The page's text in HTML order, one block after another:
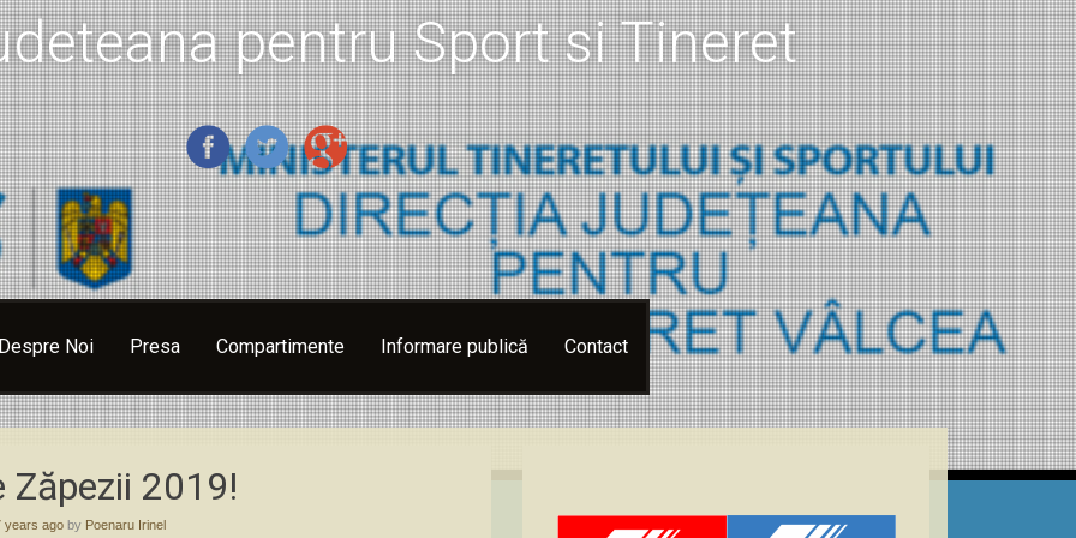
pentru Sport si Tineret
Despre Noi Presa Compartimente Informare publică Contact
Zăpezii 2019!
years ago by Poenaru Irinel